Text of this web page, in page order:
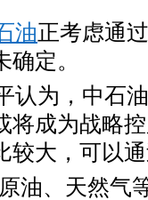
油正考虑通
确定。
认为，中石
将成为战略
较大，可以
油、天然气